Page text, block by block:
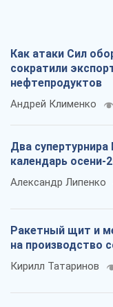
Как атаки Сил
сократили
нефтепродуктов
Андрей Клименко
Два супертурнира
календарь осени-
Александр Липенко
Ракетный щит и
на производство
Кирилл Татаринов